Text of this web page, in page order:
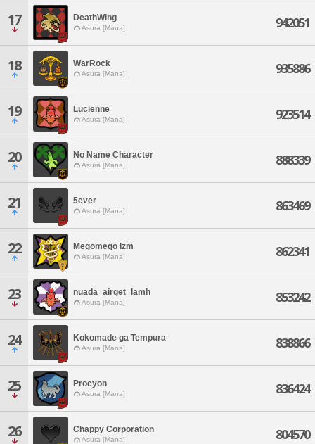
17 DeathWing
Asura [Mana] 942051
18 WarRock
Asura [Mana] 935886
19 Lucienne
Asura [Mana] 923514
20 No Name Character
Asura [Mana] 888339
21 5ever
Asura [Mana] 863469
22 Megomego Izm
Asura [Mana] 862341
23 nuada_airget_lamh
Asura [Mana] 853242
24 Kokomade ga Tempura
Asura [Mana] 838866
25 Procyon
Asura [Mana] 836424
26 Chappy Corporation
Asura [Mana] 804570